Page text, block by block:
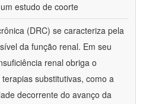
estudo de coorte
(DRC) se caracteriza pela
da função renal. Em seu
renal obriga o
substitutivas, como a
decorrente do avanço da